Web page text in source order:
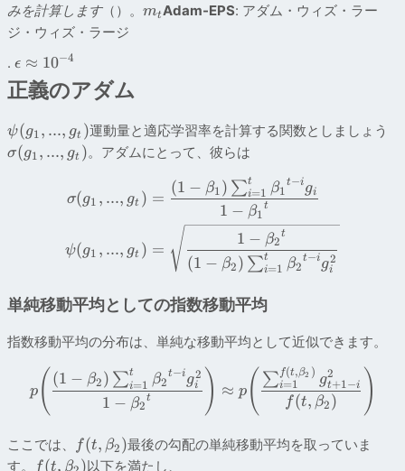
みを計算します（）。 mtAdam-EPS: アダム・ウィズ・ラー
ジ・ウィズ・ラージ
. ϵ ≈ 10−4
正義のアダム
ψ(g1 , ..., gt )運動量と適応学習率を計算する関数としましょう
σ(g1 , ..., gt )。アダムにとって、彼らは
σ(g1 , ..., gt )
ψ(g1 , ..., gt )
=
1 − β1
t
(1 − β1 ) ∑i=1
t β1
t−igi
=
(1 − β2 ) ∑i=1
t β2
t−igi
2
1 − β2
t
単純移動平均としての指数移動平均
指数移動平均の分布は、単純な移動平均として近似できます。
p( 1 − β2
t
(1 − β2 ) ∑i=1
t β2
t−igi
2 ) ≈ p ( f(t, β2 )
∑i=1
f(t,β2 )
gt+1 −i
2 )
ここでは、 f(t, β2 )最後の勾配の単純移動平均を取っていま
す。
f(t, β )以下を満たし、